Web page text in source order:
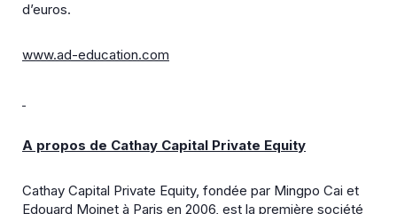
d’euros.
www.ad-education.com
A propos de Cathay Capital Private Equity
Cathay Capital Private Equity, fondée par Mingpo Cai et
Edouard Moinet à Paris en 2006, est la première société